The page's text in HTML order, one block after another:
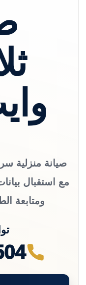
صيانة منزلية
مع استقبال
ومتابعة